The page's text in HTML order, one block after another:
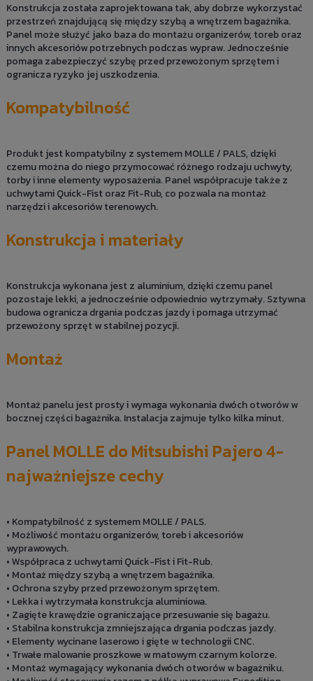
Konstrukcja została zaprojektowana tak, aby dobrze wykorzystać
przestrzeń znajdującą się między szybą a wnętrzem bagażnika.
Panel może służyć jako baza do montażu organizerów, toreb oraz
innych akcesoriów potrzebnych podczas wypraw. Jednocześnie
pomaga zabezpieczyć szybę przed przewożonym sprzętem i
ogranicza ryzyko jej uszkodzenia.
Kompatybilność
Produkt jest kompatybilny z systemem MOLLE / PALS, dzięki
czemu można do niego przymocować różnego rodzaju uchwyty,
torby i inne elementy wyposażenia. Panel współpracuje także z
uchwytami Quick-Fist oraz Fit-Rub, co pozwala na montaż
narzędzi i akcesoriów terenowych.
Konstrukcja i materiały
Konstrukcja wykonana jest z aluminium, dzięki czemu panel
pozostaje lekki, a jednocześnie odpowiednio wytrzymały. Sztywna
budowa ogranicza drgania podczas jazdy i pomaga utrzymać
przewożony sprzęt w stabilnej pozycji.
Montaż
Montaż panelu jest prosty i wymaga wykonania dwóch otworów w
bocznej części bagażnika. Instalacja zajmuje tylko kilka minut.
Panel MOLLE do Mitsubishi Pajero 4-
najważniejsze cechy
• Kompatybilność z systemem MOLLE / PALS.
• Możliwość montażu organizerów, toreb i akcesoriów
wyprawowych.
• Współpraca z uchwytami Quick-Fist i Fit-Rub.
• Montaż między szybą a wnętrzem bagażnika.
• Ochrona szyby przed przewożonym sprzętem.
• Lekka i wytrzymała konstrukcja aluminiowa.
• Zagięte krawędzie ograniczające przesuwanie się bagażu.
• Stabilna konstrukcja zmniejszająca drgania podczas jazdy.
• Elementy wycinane laserowo i gięte w technologii CNC.
• Trwałe malowanie proszkowe w matowym czarnym kolorze.
• Montaż wymagający wykonania dwóch otworów w bagażniku.